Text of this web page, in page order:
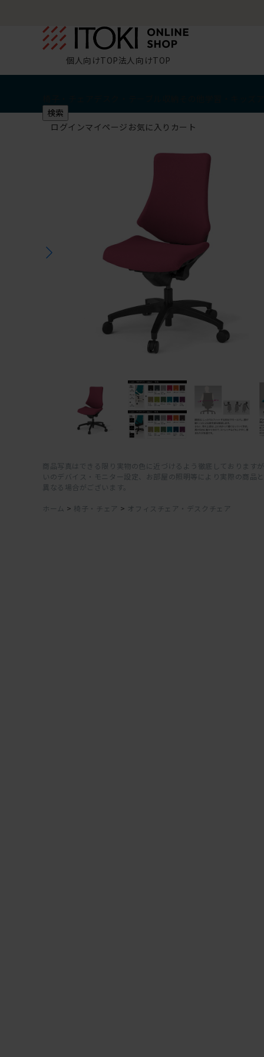
個人向けTOP法人向けTOP
検索
ログインマイページ お気に入り カート
商品写真はできる限り実物の色に近づけるよう徹底しております
いのデバイス・モニター設定、お部屋の照明等により実際の商品
異なる場合がございます。
ホーム > 椅子・チェア > オフィスチェア・デスクチェア